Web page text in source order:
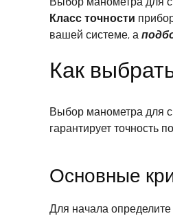
Класс точности
вашей системе, а
Как
Выбор манометра для
гарантирует точность
Основные
Для начала определите